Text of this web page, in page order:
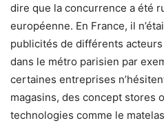
dire que la concurrence a été
européenne. En France, il
publicités de différents
dans le métro parisien par
certaines entreprises
magasins, des concept stores
technologies comme le